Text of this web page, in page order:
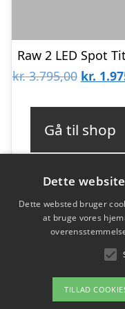
kr.3.795,00 Den
kr.
Gå til shop
Varekategorier
Dette
Dette websted bruger
at bruge vores
TILLAD